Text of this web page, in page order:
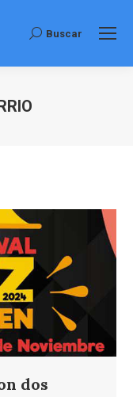
Buscar:
Buscar
dos